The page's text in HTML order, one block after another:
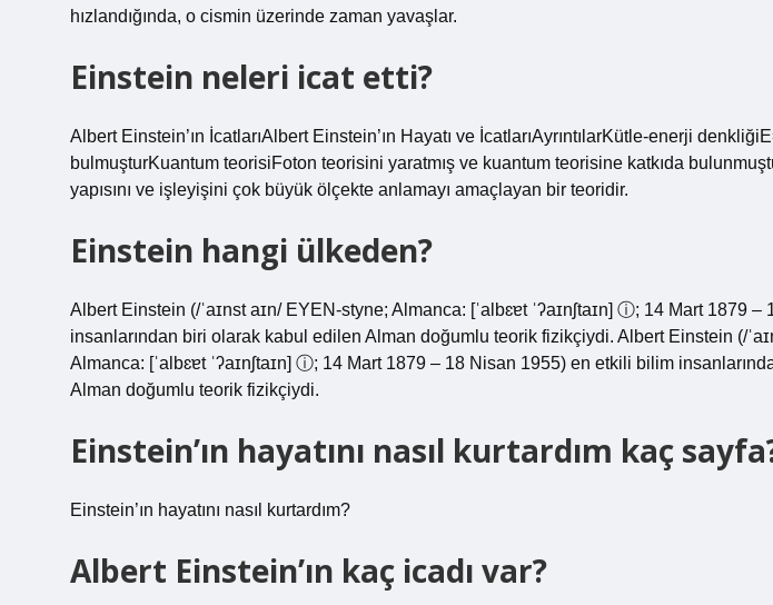
hızlandığında, o cismin üzerinde zaman yavaşlar.
Einstein neleri icat etti?
Albert Einstein’ın İcatlarıAlbert Einstein’ın Hayatı ve İcatlarıAyrıntılarKütle-enerji
bulmuşturKuantum teorisiFoton teorisini yaratmış ve kuantum teorisine katkıda
yapısını ve işleyişini çok büyük ölçekte anlamayı amaçlayan bir teoridir.
Einstein hangi ülkeden?
Albert Einstein (/ˈaɪnst aɪn/ EYEN-styne; Almanca: [ˈalbɛɐt ˈʔaɪnʃtaɪn] ⓘ; 14 Mart 1879
insanlarından biri olarak kabul edilen Alman doğumlu teorik fizikçiydi. Albert Einstein (/
Almanca: [ˈalbɛɐt ˈʔaɪnʃtaɪn] ⓘ; 14 Mart 1879 – 18 Nisan 1955) en etkili bilim
Alman doğumlu teorik fizikçiydi.
Einstein’ın hayatını nasıl kurtardım kaç
Einstein’ın hayatını nasıl kurtardım?
Albert Einstein’ın kaç icadı var?